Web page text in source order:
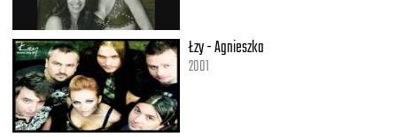
Łzy - Agnieszka
2001